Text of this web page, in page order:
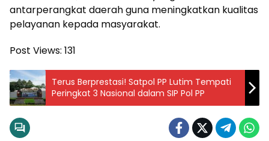
antarperangkat daerah guna meningkatkan kualitas
pelayanan kepada masyarakat.
Post Views: 131
Terus Berprestasi! Satpol PP Lutim Tempati
Peringkat 3 Nasional dalam SIP Pol PP